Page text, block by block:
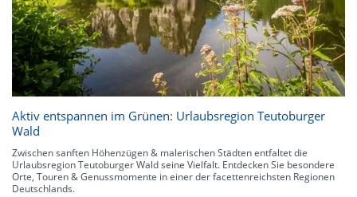
Aktiv entspannen im Grünen: Urlaubsregion Teutoburger
Wald
Zwischen sanften Höhenzügen & malerischen Städten entfaltet die
Urlaubsregion Teutoburger Wald seine Vielfalt. Entdecken Sie besondere
Orte, Touren & Genussmomente in einer der facettenreichsten Regionen
Deutschlands.